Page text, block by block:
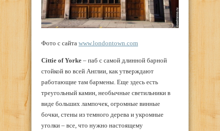
Фото с сайта www.londontown.com
Cittie of Yorke – паб с самой длинной барной
стойкой во всей Англии, как утверждают
работающие там бармены. Еще здесь есть
треугольный камин, необычные светильники в
виде больших лампочек, огромные винные
бочки, стены из темного дерева и укромные
уголки – все, что нужно настоящему